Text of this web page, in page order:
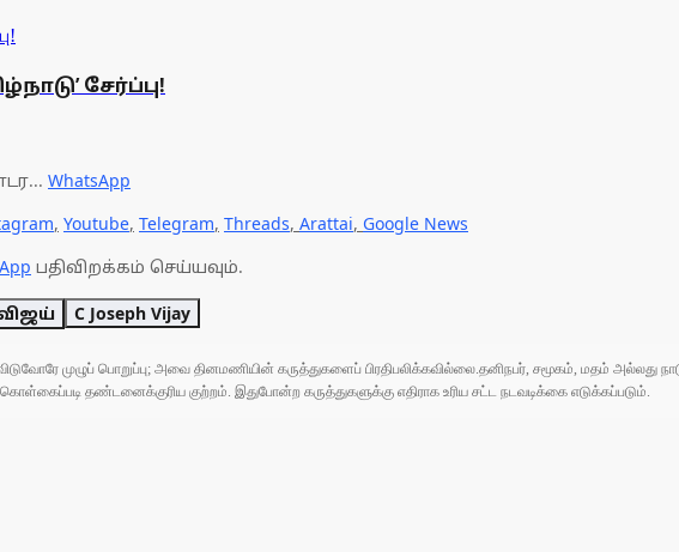
சேர்ப்பு!
WhatsApp
, Youtube, Telegram, Threads, Arattai, Google News
பதிவிறக்கம் செய்யவும்.
C Joseph Vijay
முழுப் பொறுப்பு; அவை தினமணியின் கருத்துகளைப் பிரதிபலிக்கவில்லை.தனிநபர், சமூகம், மதம் அல்லது
தண்டனைக்குரிய குற்றம். இதுபோன்ற கருத்துகளுக்கு எதிராக உரிய சட்ட நடவடிக்கை எடுக்கப்படும்.